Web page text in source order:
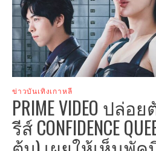
ข่าวบันเทิงเกาหลี
PRIME VIDEO ปล่
รีส์ CONFIDENCE